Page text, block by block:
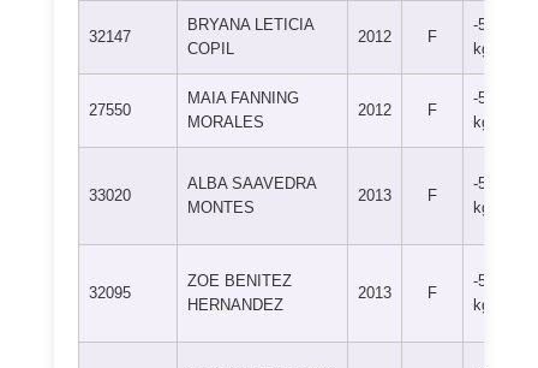
32147
BRYANA LETICIA
COPIL
2012 F
-57
kg
27550
MAIA FANNING
MORALES
2012 F
-57
kg
33020
ALBA SAAVEDRA
MONTES
2013 F
-57
kg
32095
ZOE BENITEZ
HERNANDEZ
2013 F
-57
kg